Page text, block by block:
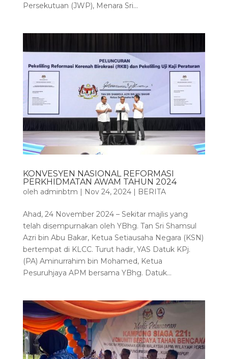
Persekutuan (JWP), Menara Sri...
KONVESYEN NASIONAL REFORMASI
PERKHIDMATAN AWAM TAHUN 2024
oleh adminbtm | Nov 24, 2024| BERITA
Ahad, 24 November 2024 – Sekitar majlis yang
telah disempurnakan oleh YBhg. Tan Sri Shamsul
Azri bin Abu Bakar, Ketua Setiausaha Negara (KSN)
bertempat di KLCC. Turut hadir, YAS Datuk KPj.
(PA) Aminurrahim bin Mohamed, Ketua
Pesuruhjaya APM bersama YBhg. Datuk...